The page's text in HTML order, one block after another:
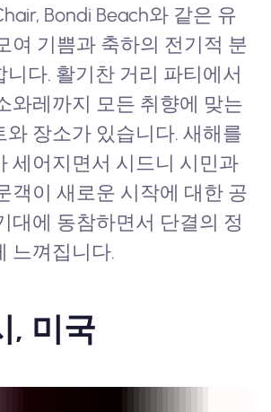
Bondi Beach와 같은 유
여 기쁨과 축하의 전기적 분
니다. 활기찬 거리 파티에서
와레까지 모든 취향에 맞는
와 장소가 있습니다. 새해를
세어지면서 시드니 시민과
객이 새로운 시작에 대한 공
대에 동참하면서 단결의 정
느껴집니다.
, 미국